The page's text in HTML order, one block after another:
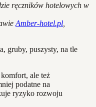
ręczników hotelowych w
Amber-hotel.pl
ale też
podatne na
ryzyko rozwoju